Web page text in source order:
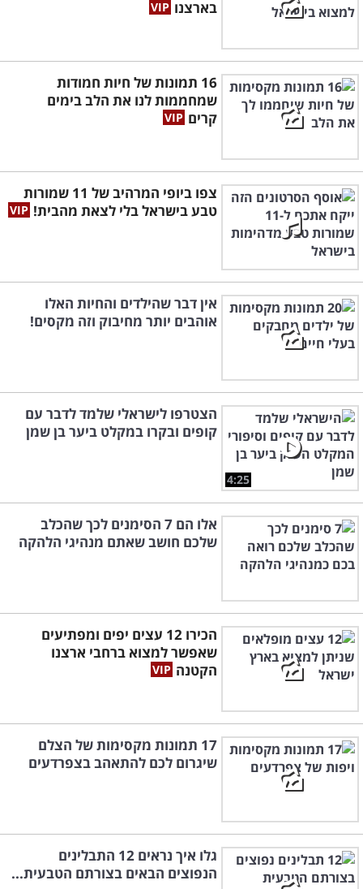
בארצנו
16 תמונות של חיות חמודות
שמחממות לנו את הלב בימים
קרים
צפו ביופי המרהיב של 11 שמורות
טבע בישראל בלי לצאת מהבית!
אין דבר שהילדים והחיות האלו
אוהבים יותר מחיבוק וזה מקסים!
4:25
הצטרפו לישראלי שלמד לדבר עם
קופים ובקרו במקלט ביער בן שמן
אלו הם 7 הסימנים לכך שהכלב
שלכם חושב שאתם מנהיגי הלהקה
הכירו 12 עצים יפים ומפתיעים
שאפשר למצוא ברחבי ארצנו
הקטנה
17 תמונות מקסימות של הצלם
שיגרום לכם להתאהב בצפרדעים
גלו איך נראים 12 התבלינים
הנפוצים הבאים בצורתם הטבעית...